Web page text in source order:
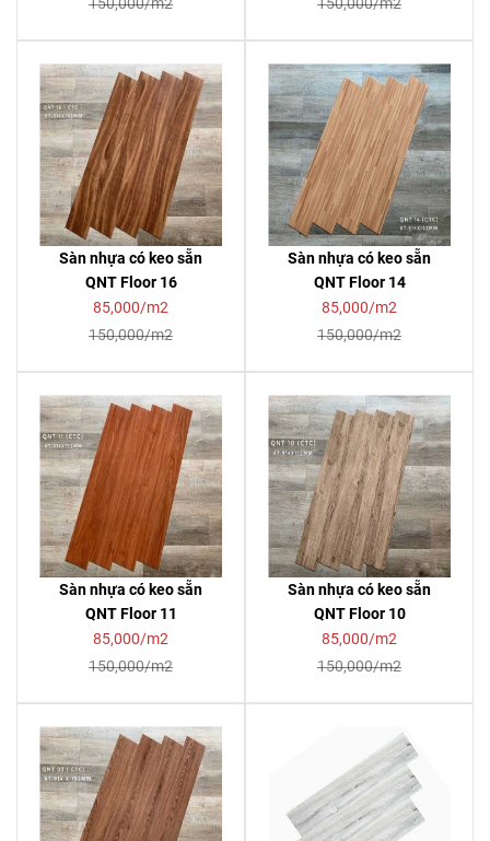
Sàn nhựa có keo sẵn
QNT Floor 16
85,000/m2
150,000/m2
Sàn nhựa có keo sẵn
QNT Floor 14
85,000/m2
150,000/m2
Sàn nhựa có keo sẵn
QNT Floor 11
85,000/m2
150,000/m2
Sàn nhựa có keo sẵn
QNT Floor 10
85,000/m2
150,000/m2